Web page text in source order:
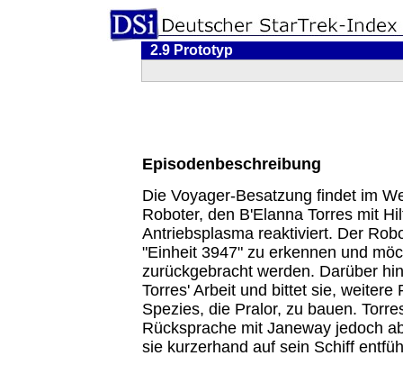
2.9 Prototyp
Episodenbeschreibung
Die Voyager-Besatzung findet im
Roboter, den B'Elanna Torres mit
Antriebsplasma reaktiviert. Der
"Einheit 3947" zu erkennen und
zurückgebracht werden. Darüber
Torres' Arbeit und bittet sie, weitere
Spezies, die Pralor, zu bauen.
Rücksprache mit Janeway jedoch
sie kurzerhand auf sein Schiff